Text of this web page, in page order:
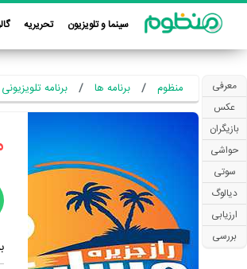
سینما و تلویزیون تحریریه
معرفی
عکس
بازیگران
حواشی
سوتی
دیالوگ
ارزیابی
بررسی
منظوم برنامه ها برنامه تلویزیونی